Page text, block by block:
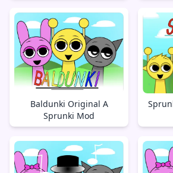
Baldunki Original A
Sprunki Mod